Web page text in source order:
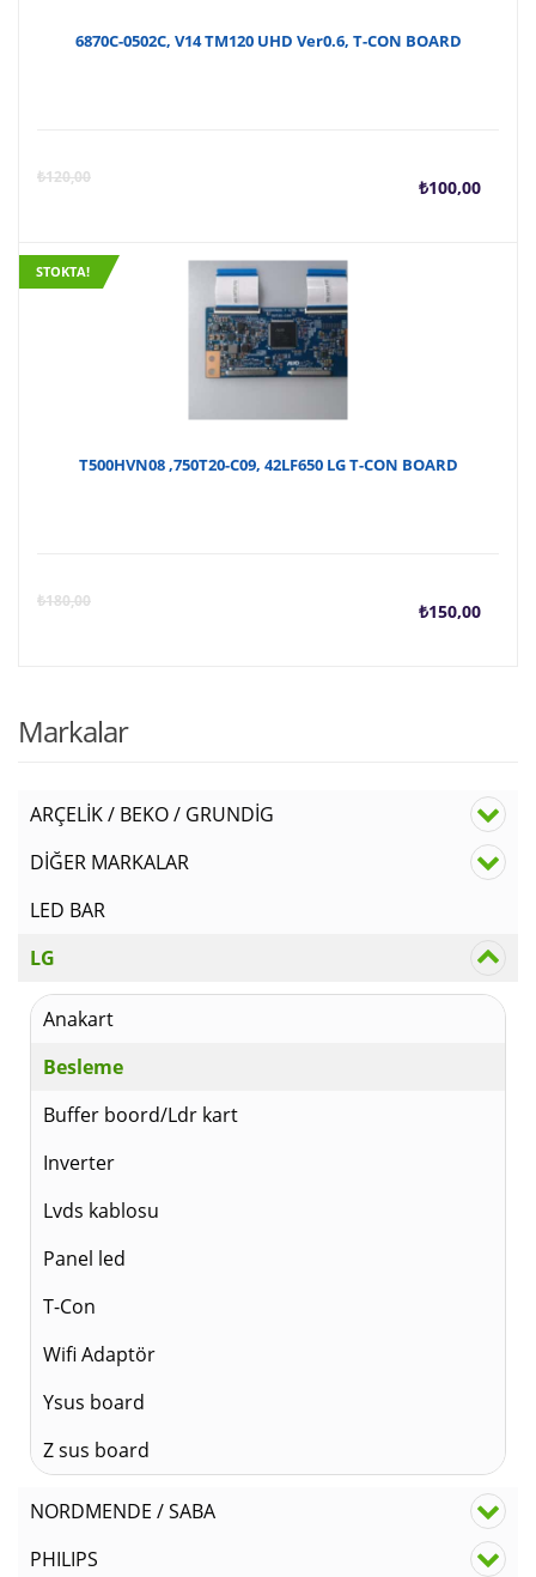
6870C-0502C, V14 TM120 UHD Ver0.6, T-CON BOARD
₺120,00 ₺100,00
Şu
STOKTA!
T500HVN08 ,750T20-C09, 42LF650 LG T-CON BOARD
₺180,00 ₺150,00
Şu
Markalar
ARÇELİK / BEKO / GRUNDİG
DİĞER MARKALAR
LED BAR
LG
Anakart
Besleme
Buffer boord/Ldr kart
Inverter
Lvds kablosu
Panel led
T-Con
Wifi Adaptör
Ysus board
Z sus board
NORDMENDE / SABA
PHILIPS